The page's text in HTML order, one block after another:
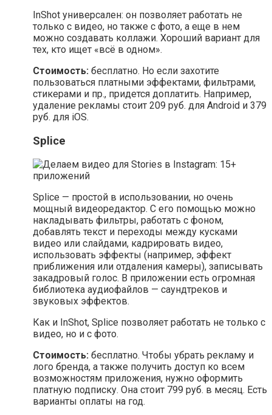
InShot универсален: он позволяет работать не
только с видео, но также с фото, а еще в нем
можно создавать коллажи. Хороший вариант для
тех, кто ищет «всё в одном».
Стоимость: бесплатно. Но если захотите
пользоваться платными эффектами, фильтрами,
стикерами и пр., придется доплатить. Например,
удаление рекламы стоит 209 руб. для Android и 379
руб. для iOS.
Splice
Splice — простой в использовании, но очень
мощный видеоредактор. С его помощью можно
накладывать фильтры, работать с фоном,
добавлять текст и переходы между кусками
видео или слайдами, кадрировать видео,
использовать эффекты (например, эффект
приближения или отдаления камеры), записывать
закадровый голос. В приложении есть огромная
библиотека аудиофайлов — саундтреков и
звуковых эффектов.
Как и InShot, Splice позволяет работать не только с
видео, но и с фото.
Стоимость: бесплатно. Чтобы убрать рекламу и
лого бренда, а также получить доступ ко всем
возможностям приложения, нужно оформить
платную подписку. Она стоит 799 руб. в месяц. Есть
варианты оплаты на год.